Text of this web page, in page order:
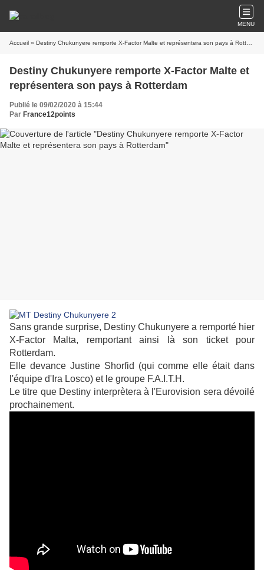
MENU
Accueil » Destiny Chukunyere remporte X-Factor Malte et représentera son pays à Rotterdam
Destiny Chukunyere remporte X-Factor Malte et
représentera son pays à Rotterdam
Publié le 09/02/2020 à 15:44
Par France12points
Sans grande surprise, Destiny Chukunyere a remporté hier
X-Factor Malta, remportant ainsi là son ticket pour
Rotterdam.
Elle devance Justine Shorfid (qui comme elle était dans
l'équipe d'Ira Losco) et le groupe F.A.I.T.H.
Le titre que Destiny interprètera à l'Eurovision sera dévoilé
prochainement.